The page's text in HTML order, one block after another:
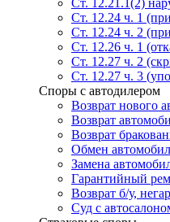
Ст. 12.21.1(2)
Ст. 12.24 ч. 1
Ст. 12.24 ч. 2
Ст. 12.26 ч. 1
Ст. 12.27 ч. 2
Ст. 12.27 ч. 3
Споры с автодилером
Возврат нового
Возврат
Возврат
Обмен
Замена
Гарантийный
Возврат б/у,
Суд с